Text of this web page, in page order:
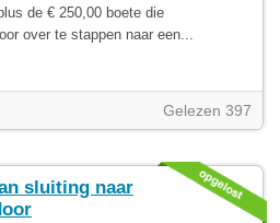
de € 250,00 boete die
over te stappen naar een...
Gelezen 397
sluiting naar